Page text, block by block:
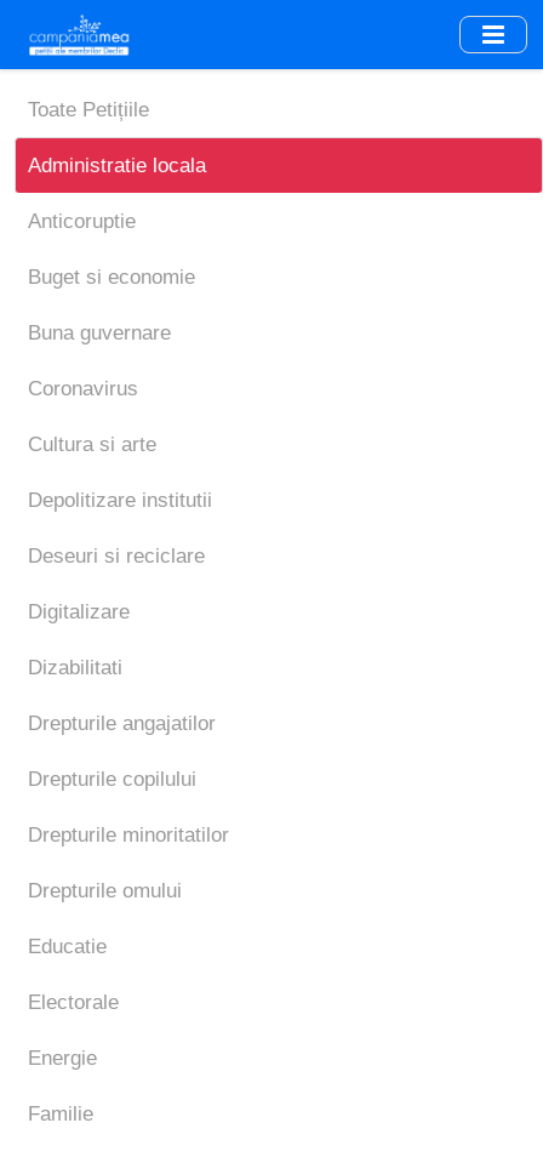
main
content
Toate Petițiile
Administratie locala
Anticoruptie
Buget si economie
Buna guvernare
Coronavirus
Cultura si arte
Depolitizare institutii
Deseuri si reciclare
Digitalizare
Dizabilitati
Drepturile angajatilor
Drepturile copilului
Drepturile minoritatilor
Drepturile omului
Educatie
Electorale
Energie
Familie